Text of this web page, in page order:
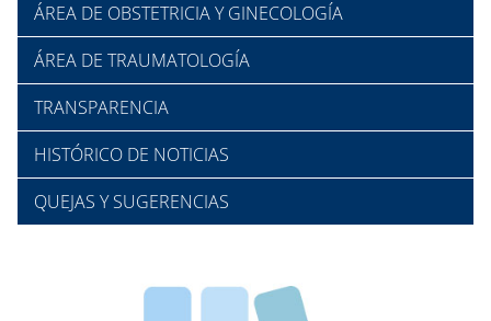
ÁREA DE OBSTETRICIA Y GINECOLOGÍA
ÁREA DE TRAUMATOLOGÍA
TRANSPARENCIA
HISTÓRICO DE NOTICIAS
QUEJAS Y SUGERENCIAS